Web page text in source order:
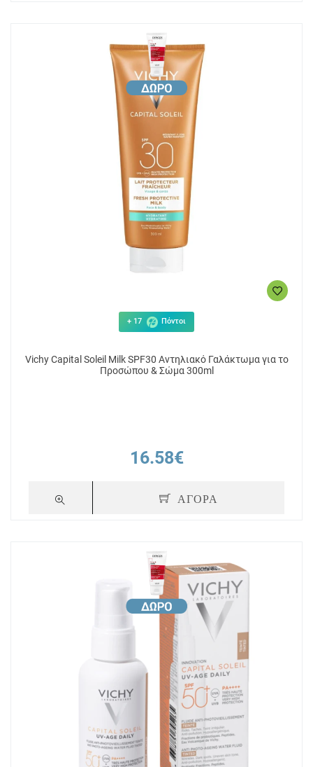
+ 17 Πόντοι
Vichy Capital Soleil Milk SPF30 Αντηλιακό Γαλάκτωμα για το
Προσώπου & Σώμα 300ml
16.58€
ΑΓΟΡΑ